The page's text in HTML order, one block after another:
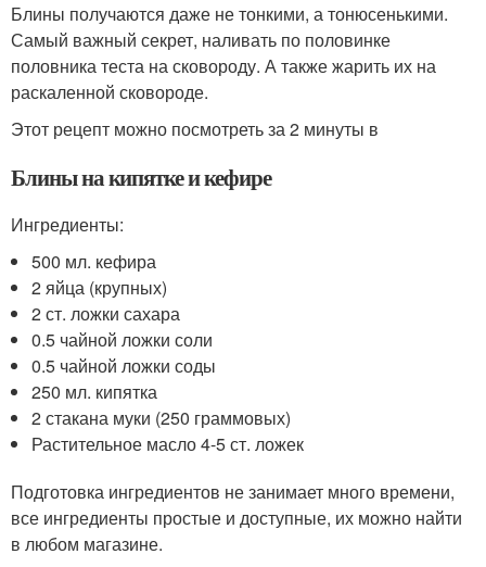
Блины получаются даже не тонкими, а тонюсенькими.
Самый важный секрет, наливать по половинке
половника теста на сковороду. А также жарить их на
раскаленной сковороде.
Этот рецепт можно посмотреть за 2 минуты в
Блины на кипятке и кефире
Ингредиенты:
500 мл. кефира
2 яйца (крупных)
2 ст. ложки сахара
0.5 чайной ложки соли
0.5 чайной ложки соды
250 мл. кипятка
2 стакана муки (250 граммовых)
Растительное масло 4-5 ст. ложек
Подготовка ингредиентов не занимает много времени,
все ингредиенты простые и доступные, их можно найти
в любом магазине.